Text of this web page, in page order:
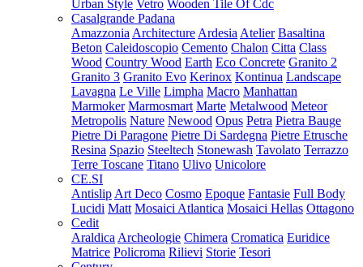
Urban Style Vetro Wooden Tile Of Cdc
Casalgrande Padana
Amazzonia Architecture Ardesia Atelier Basaltina
Beton Caleidoscopio Cemento Chalon Citta Class
Wood Country Wood Earth Eco Concrete Granito 2
Granito 3 Granito Evo Kerinox Kontinua Landscape
Lavagna Le Ville Limpha Macro Manhattan
Marmoker Marmosmart Marte Metalwood Meteor
Metropolis Nature Newood Opus Petra Pietra Bauge
Pietre Di Paragone Pietre Di Sardegna Pietre Etrusche
Resina Spazio Steeltech Stonewash Tavolato Terrazzo
Terre Toscane Titano Ulivo Unicolore
CE.SI
Antislip Art Deco Cosmo Epoque Fantasie Full Body
Lucidi Matt Mosaici Atlantica Mosaici Hellas Ottagono
Cedit
Araldica Archeologie Chimera Cromatica Euridice
Matrice Policroma Rilievi Storie Tesori